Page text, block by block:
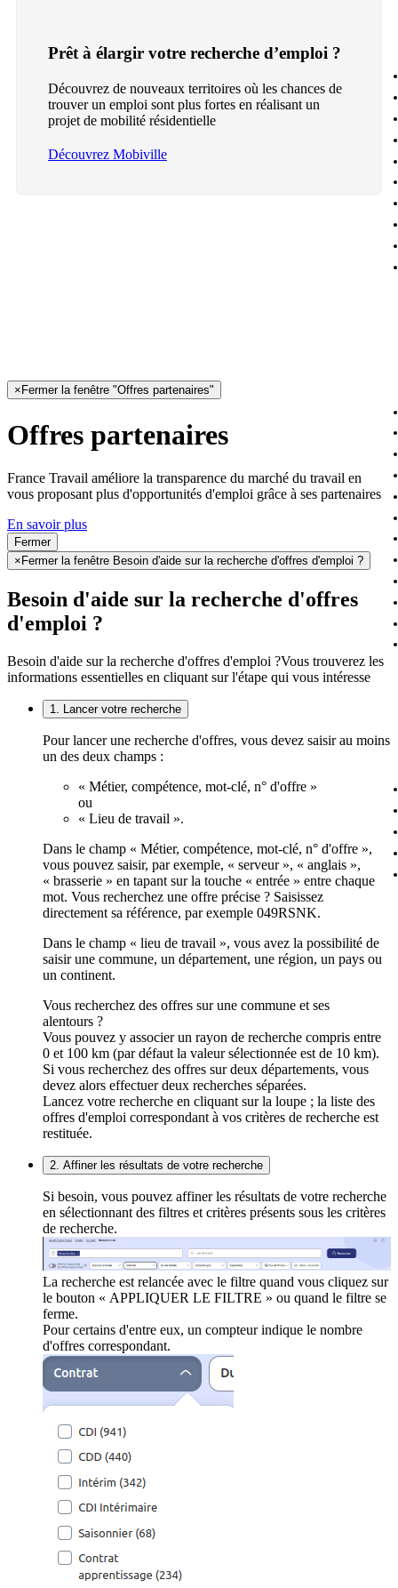
Prêt à élargir votre recherche d’emploi ?
Découvrez de nouveaux territoires où les chances de
trouver un emploi sont plus fortes en réalisant un
projet de mobilité résidentielle
Découvrez Mobiville
× Fermer la fenêtre "Offres partenaires"
Offres partenaires
France Travail améliore la transparence du marché du travail en
vous proposant plus d'opportunités d'emploi grâce à ses partenaires
En savoir plus
Fermer
× Fermer la fenêtre Besoin d'aide sur la recherche d'offres d'emploi ?
Besoin d'aide sur la recherche d'offres
d'emploi ?
Besoin d'aide sur la recherche d'offres d'emploi ?Vous trouverez les
informations essentielles en cliquant sur l'étape qui vous intéresse
1. Lancer votre recherche
Pour lancer une recherche d'offres, vous devez saisir au moins
un des deux champs :
« Métier, compétence, mot-clé, n° d'offre »
ou
« Lieu de travail ».
Dans le champ « Métier, compétence, mot-clé, n° d'offre »,
vous pouvez saisir, par exemple, « serveur », « anglais »,
« brasserie » en tapant sur la touche « entrée » entre chaque
mot. Vous recherchez une offre précise ? Saisissez
directement sa référence, par exemple 049RSNK.
Dans le champ « lieu de travail », vous avez la possibilité de
saisir une commune, un département, une région, un pays ou
un continent.
Vous recherchez des offres sur une commune et ses
alentours ?
Vous pouvez y associer un rayon de recherche compris entre
0 et 100 km (par défaut la valeur sélectionnée est de 10 km).
Si vous recherchez des offres sur deux départements, vous
devez alors effectuer deux recherches séparées.
Lancez votre recherche en cliquant sur la loupe ; la liste des
offres d'emploi correspondant à vos critères de recherche est
restituée.
2. Affiner les résultats de votre recherche
Si besoin, vous pouvez affiner les résultats de votre recherche
en sélectionnant des filtres et critères présents sous les critères
de recherche.
La recherche est relancée avec le filtre quand vous cliquez sur
le bouton « APPLIQUER LE FILTRE » ou quand le filtre se
ferme.
Pour certains d'entre eux, un compteur indique le nombre
d'offres correspondant.